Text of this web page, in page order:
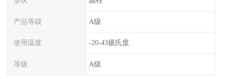
产品等级 A级
使用温度 -20-43摄氏度
等级 A级